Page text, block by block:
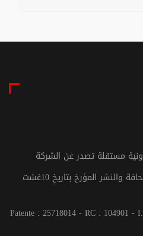
الإيداع القانوني طبقا لقانون الصحافة والنشر المؤرخ بتاريخ 10غشت
Patente : 25718014 - RC : 104901 -